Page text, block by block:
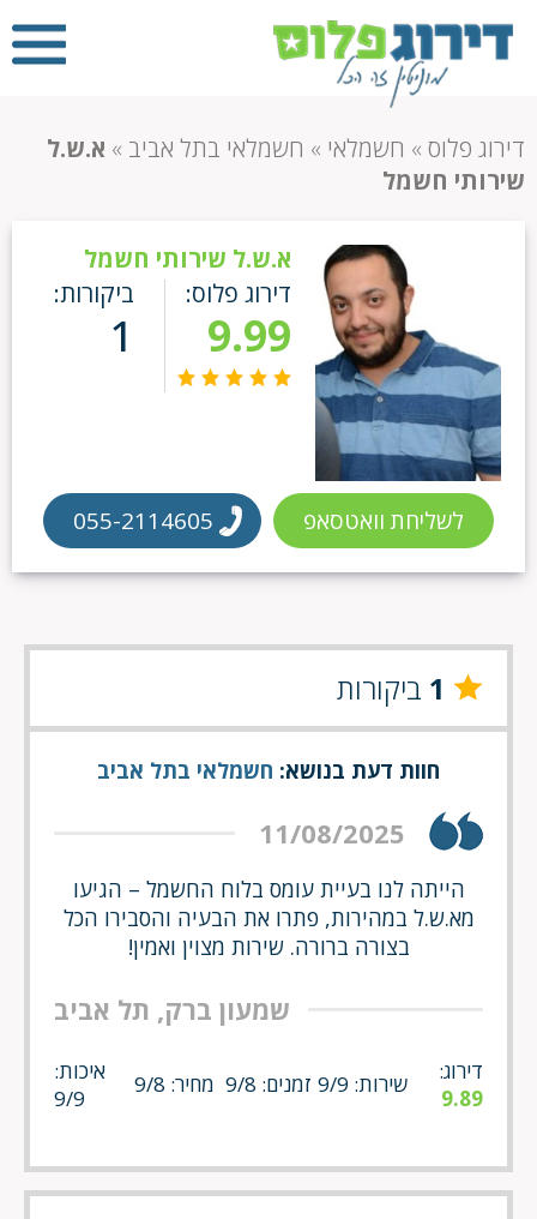
דירוג פלוס » חשמלאי » חשמלאי בתל אביב » א.ש.ל
שירותי חשמל
א.ש.ל שירותי חשמל
דירוג פלוס:
9.99
ביקורות:
1
לשליחת וואטסאפ 055-2114605
1 ביקורות
חוות דעת בנושא: חשמלאי בתל אביב
11/08/2025
הייתה לנו בעיית עומס בלוח החשמל – הגיעו
מא.ש.ל במהירות, פתרו את הבעיה והסבירו הכל
בצורה ברורה. שירות מצוין ואמין!
שמעון ברק, תל אביב
דירוג:
9.89
שירות: 9/9 זמנים: 9/8 מחיר: 9/8
איכות:
9/9